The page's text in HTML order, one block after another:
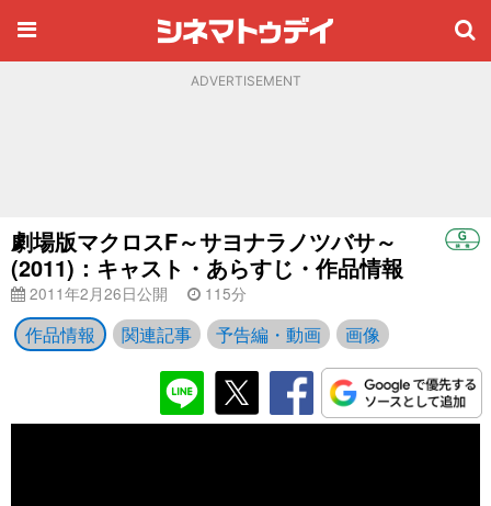
ADVERTISEMENT
劇場版マクロスF～サヨナラノツバサ～
(2011)：キャスト・あらすじ・作品情報
2011年2月26日公開 115分
作品情報 関連記事 予告編・動画 画像